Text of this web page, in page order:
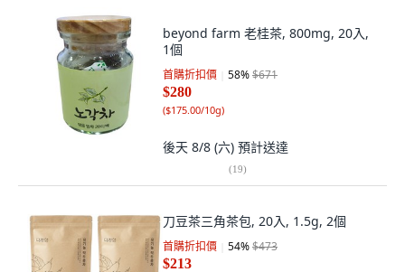
beyond farm 老桂茶, 800mg, 20入,
1個
首購折扣價 58%$671
$280
($175.00/10g)
後天 8/8 (六) 預計送達
(19)
刀豆茶三角茶包, 20入, 1.5g, 2個
首購折扣價 54%$473
$213